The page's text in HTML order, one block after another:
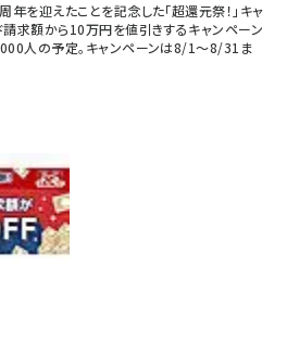
年を迎えたことを記念した「超還元祭！」キャ
請求額から10万円を値引きするキャンペーン
人の予定。キャンペーンは8/1～8/31ま